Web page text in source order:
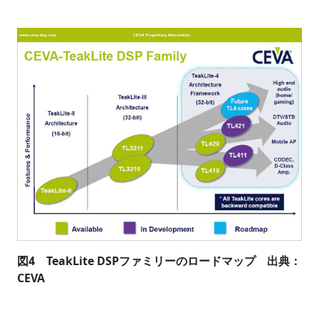
図4 TeakLite DSPファミリーのロードマップ 出典：
CEVA